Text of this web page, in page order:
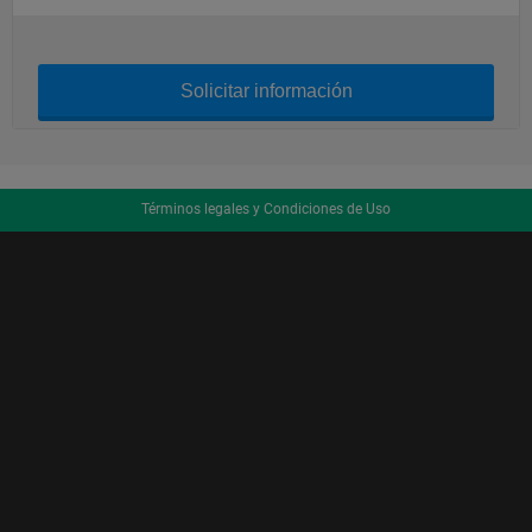
Solicitar información
Términos legales y Condiciones de Uso